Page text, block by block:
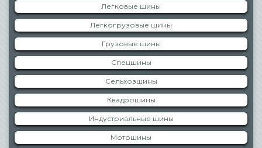
Легковые шины
Легкогрузовые шины
Грузовые шины
Спецшины
Сельхозшины
Квадрошины
Индустриальные шины
Мотошины